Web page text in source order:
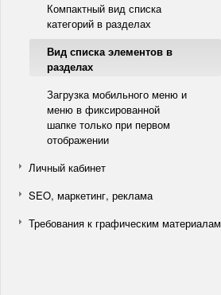
Компактный вид списка
категорий в разделах
Вид списка элементов в
разделах
Загрузка мобильного меню и
меню в фиксированной
шапке только при первом
отображении
Личный кабинет
SEO, маркетинг, реклама
Требования к графическим материалам